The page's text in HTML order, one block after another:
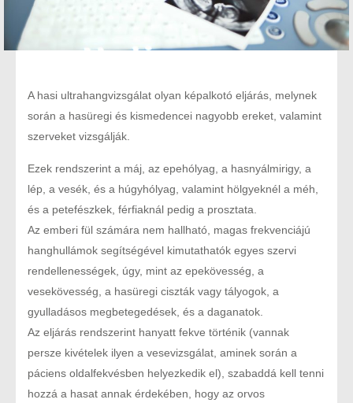
A hasi ultrahangvizsgálat olyan képalkotó eljárás, melynek
során a hasüregi és kismedencei nagyobb ereket, valamint
szerveket vizsgálják.
Ezek rendszerint a máj, az epehólyag, a hasnyálmirigy, a
lép, a vesék, és a húgyhólyag, valamint hölgyeknél a méh,
és a petefészkek, férfiaknál pedig a prosztata.
Az emberi fül számára nem hallható, magas frekvenciájú
hanghullámok segítségével kimutathatók egyes szervi
rendellenességek, úgy, mint az epekövesség, a
vesekövesség, a hasüregi ciszták vagy tályogok, a
gyulladásos megbetegedések, és a daganatok.
Az eljárás rendszerint hanyatt fekve történik (vannak
persze kivételek ilyen a vesevizsgálat, aminek során a
páciens oldalfekvésben helyezkedik el), szabaddá kell tenni
hozzá a hasat annak érdekében, hogy az orvos